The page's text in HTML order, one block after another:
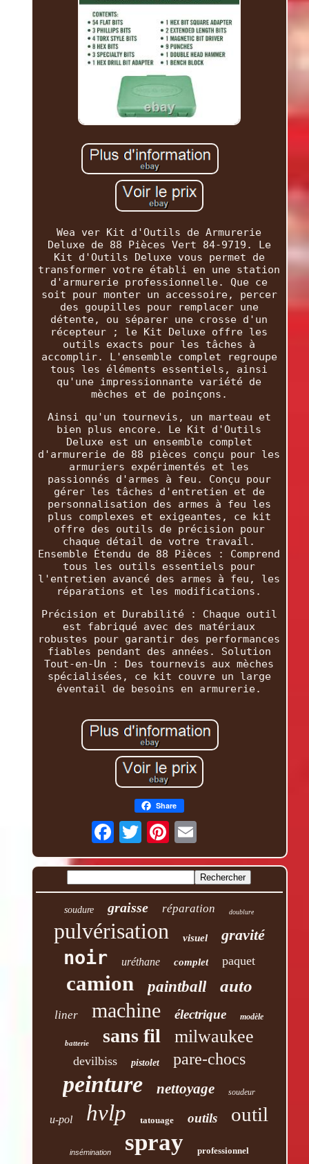
Wea ver Kit d'Outils de Armurerie
Deluxe de 88 Pièces Vert 84-9719. Le
Kit d'Outils Deluxe vous permet de
transformer votre établi en une station
d'armurerie professionnelle. Que ce
soit pour monter un accessoire, percer
des goupilles pour remplacer une
détente, ou séparer une crosse d'un
récepteur ; le Kit Deluxe offre les
outils exacts pour les tâches à
accomplir. L'ensemble complet regroupe
tous les éléments essentiels, ainsi
qu'une impressionnante variété de
mèches et de poinçons.
Ainsi qu'un tournevis, un marteau et
bien plus encore. Le Kit d'Outils
Deluxe est un ensemble complet
d'armurerie de 88 pièces conçu pour les
armuriers expérimentés et les
passionnés d'armes à feu. Conçu pour
gérer les tâches d'entretien et de
personnalisation des armes à feu les
plus complexes et exigeantes, ce kit
offre des outils de précision pour
chaque détail de votre travail.
Ensemble Étendu de 88 Pièces : Comprend
tous les outils essentiels pour
l'entretien avancé des armes à feu, les
réparations et les modifications.
Précision et Durabilité : Chaque outil
est fabriqué avec des matériaux
robustes pour garantir des performances
fiables pendant des années. Solution
Tout-en-Un : Des tournevis aux mèches
spécialisées, ce kit couvre un large
éventail de besoins en armurerie.
Share
soudure graisse réparation doublure
pulvérisation visuel gravité
noir uréthane complet paquet
camion paintball auto
liner machine électrique modèle
batterie sans fil milwaukee
devilbiss pistolet pare-chocs
peinture nettoyage soudeur
u-pol hvlp tatouage outils outil
insémination spray professionnel